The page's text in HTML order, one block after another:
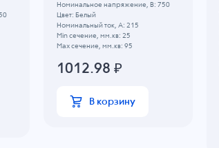
Номинальное напряжение, B: 750
Цвет: Белый
Номинальный ток, А: 215
Min сечение, мм.кв: 25
Max сечение, мм.кв: 95
1012.98 ₽
В корзину